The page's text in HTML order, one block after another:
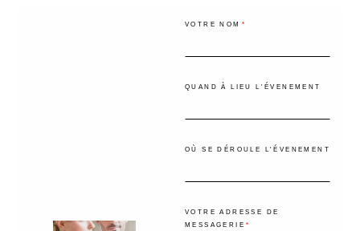
VOTRE NOM
QUAND À LIEU L'ÉVENEMENT
OÙ SE DÉROULE L'ÉVENEMENT
VOTRE ADRESSE DE
MESSAGERIE